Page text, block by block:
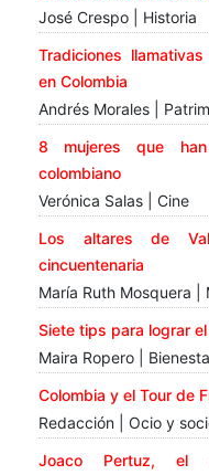
José Crespo | Historia
Tradiciones
en Colombia
Andrés Morales |
8 mujeres que
colombiano
Verónica Salas | Cine
Los altares de
cincuentenaria
María Ruth Mosquera |
Siete tips para lograr
Maira Ropero |
Colombia y el Tour de
Redacción | Ocio y
Joaco Pertuz, el